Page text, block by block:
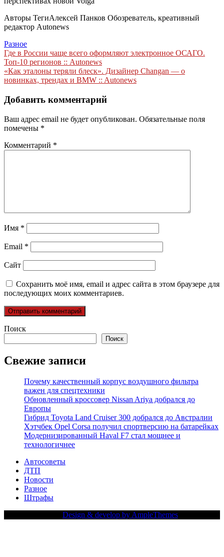
Авторы ТегиАлексей Панков Обозреватель, креативный
редактор Autonews
Разное
Навигация
по
записям
Где в России чаще всего оформляют электронное ОСАГО.
Топ-10 регионов :: Autonews
«Как эталоны теряли блеск». Дизайнер Changan — о
новинках, трендах и BMW :: Autonews
Добавить комментарий
Ваш адрес email не будет опубликован. Обязательные поля
помечены *
Комментарий *
Имя *
Email *
Сайт
Сохранить моё имя, email и адрес сайта в этом браузере для
последующих моих комментариев.
Поиск
Поиск
Свежие записи
Почему качественный корпус воздушного фильтра
важен для спецтехники
Обновленный кроссовер Nissan Ariya добрался до
Европы
Гибрид Toyota Land Cruiser 300 добрался до Австралии
Хэтчбек Opel Corsa получил спортверсию на батарейках
Модернизированный Haval F7 стал мощнее и
технологичнее
Автосоветы
ДТП
Новости
Разное
Штрафы
Design & develop by AmpleThemes